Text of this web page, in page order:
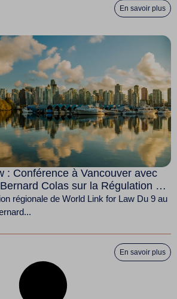
En savoir plus
: Conférence à Vancouver avec
Colas sur la Régulation et
Internationaux du Canada
régionale de World Link for Law Du 9 au
En savoir plus